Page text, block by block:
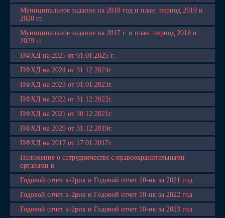
Муниципальное задание на 2018 год и план. период 2019 и
2020 гг.
Муниципальное задание на 2017 г. и план. период 2018 и
2029 гг.
ПФХД на 2025 от 01.01.2025 г.
ПФХД на 2024 от 31.12.2024г.
ПФХД на 2023 от 01.01.2023г.
ПФХД на 2022 от 31.12.2022г.
ПФХД на 2021 от 30.12.2021г.
ПФХД на 2020 от 31.12.2019г.
ПФХД на 2017 от 17.01.2017г.
Положение о сотрудничестве с правоохранительными
органами в
Годовой отчет к-2рик и Годовой отчет 10-нк за 2021 год
Годовой отчет к-2рик и Годовой отчет 10-нк за 2022 год
Годовой отчет к-2рик и Годовой отчет 10-нк за 2023 год